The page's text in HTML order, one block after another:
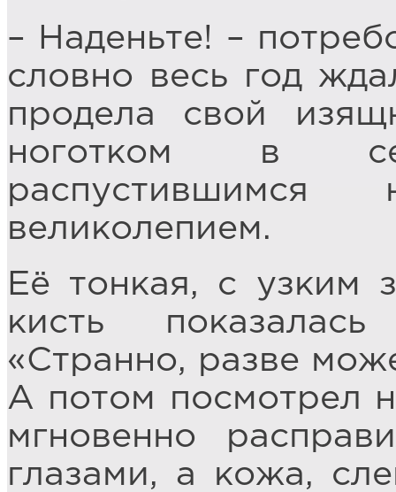
– Наденьте! –
словно весь год
продела свой
ноготком в
великолепием.
Её тонкая, с узким
кисть
«Странно, разве
А потом посмотрел
мгновенно
глазами, а кожа,